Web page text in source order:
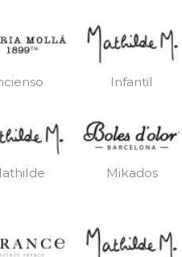
Infantil
Mikados